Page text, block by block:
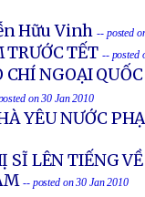
Hữu Vinh-- posted
TRƯỚC TẾT -- posted
NGOẠI QUỐC
on 30 Jan 2010
YÊU NƯỚC
SĨ LÊN TIẾNG
-- posted on 30 Jan 2010